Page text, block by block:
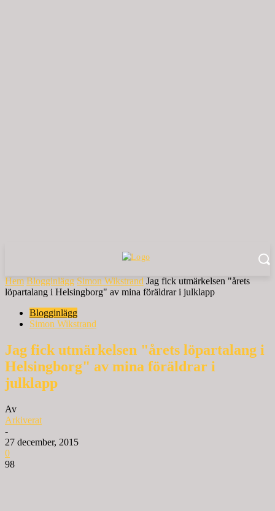
Hem Blogginlägg Simon Wikstrand Jag fick utmärkelsen "årets
löpartalang i Helsingborg" av mina föräldrar i julklapp
Blogginlägg
Simon Wikstrand
Jag fick utmärkelsen "årets löpartalang i
Helsingborg" av mina föräldrar i
julklapp
Av
Arkiverat
-
27 december, 2015
0
98